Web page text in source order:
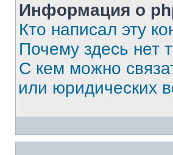
Информация о
Кто написал эту
Почему здесь нет
С кем можно
или юридических